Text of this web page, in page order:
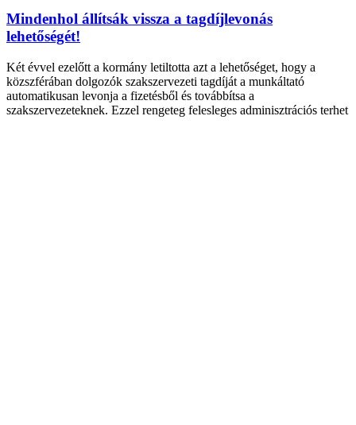
Mindenhol állítsák vissza a tagdíjlevonás
lehetőségét!
Két évvel ezelőtt a kormány letiltotta azt a lehetőséget, hogy a
közszférában dolgozók szakszervezeti tagdíját a munkáltató
automatikusan levonja a fizetésből és továbbítsa a
szakszervezeteknek. Ezzel rengeteg felesleges adminisztrációs terhet